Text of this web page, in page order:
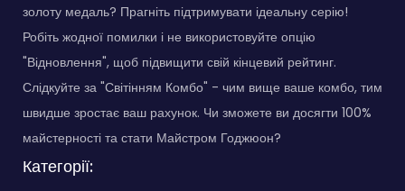
золоту медаль? Прагніть підтримувати ідеальну серію!
Робіть жодної помилки і не використовуйте опцію
"Відновлення", щоб підвищити свій кінцевий рейтинг.
Слідкуйте за "Світінням Комбо" - чим вище ваше комбо, тим
швидше зростає ваш рахунок. Чи зможете ви досягти 100%
майстерності та стати Майстром Годжюон?
Категорії: